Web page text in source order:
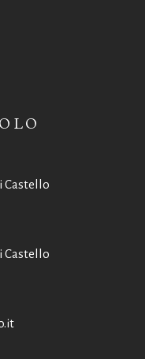
Castello
Castello